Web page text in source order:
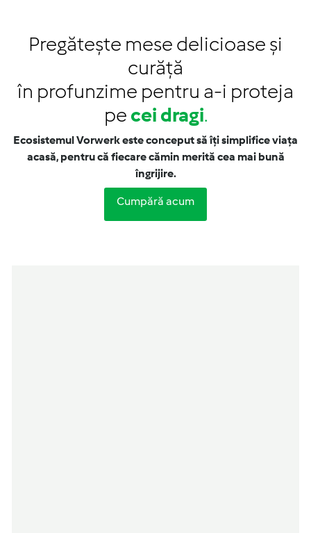
Pregătește mese delicioase și
curăță
în profunzime pentru a-i proteja
pe cei dragi.
Ecosistemul Vorwerk este conceput să îți simplifice viața
acasă, pentru că fiecare cămin merită cea mai bună
îngrijire.
Cumpără acum